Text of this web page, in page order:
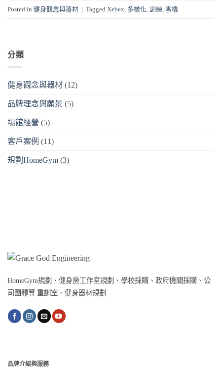
分類
健身觀念與器材 (12)
品牌理念與願景 (5)
場館經營 (5)
客戶案例 (11)
規劃HomeGym (3)
Posted in 健身觀念與器材 | Tagged Xebex 多樣化 訓練 雪橇
HomeGym規劃、健身房工作室規劃、學校採購、政府機關採購、公
司團體等 重訓室、健身器材規劃
品牌介紹與服務